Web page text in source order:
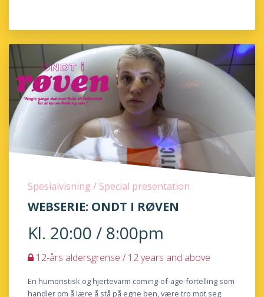
Spesialvisning / Special presentation
WEBSERIE: ONDT I RØVEN
Kl. 20:00 / 8:00pm
12-års aldersgrense / 12 years and above
En humoristisk og hjertevarm coming-of-age-fortelling som
handler om å lære å stå på egne ben, være tro mot seg